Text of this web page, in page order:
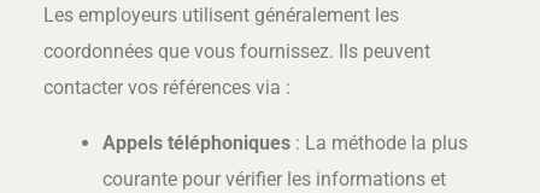
Les employeurs utilisent généralement les
coordonnées que vous fournissez. Ils peuvent
contacter vos références via :
Appels téléphoniques : La méthode la plus
courante pour vérifier les informations et